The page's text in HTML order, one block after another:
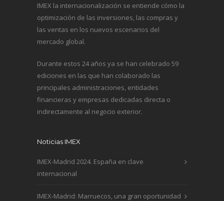
IMEX la internacionalización se entiende cómo la
optimización de las inversiones, las compras y
las ventas en los nuevos escenarios del
mercado global.
Durante estos 24 años ya se han celebrado 59
ediciones en las que han colaborado las
principales administraciones, entidades
financieras y empresas dedicadas directa o
indirectamente al negocio exterior.
Noticias IMEX
IMEX-Madrid 2024. España en clave
internacional
IMEX-Madrid: Marruecos, una gran oportunidad